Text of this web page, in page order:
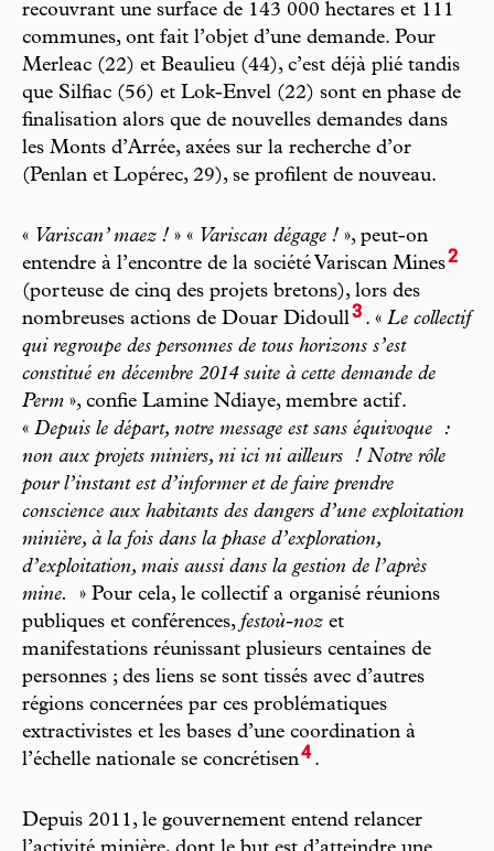
recouvrant une surface de 143 000 hectares et 111
communes, ont fait l’objet d’une demande. Pour
Merleac (22) et Beaulieu (44), c’est déjà plié tandis
que Silfiac (56) et Lok-Envel (22) sont en phase de
finalisation alors que de nouvelles demandes dans
les Monts d’Arrée, axées sur la recherche d’or
(Penlan et Lopérec, 29), se profilent de nouveau.
« Variscan’ maez ! » « Variscan dégage ! », peut-on
entendre à l’encontre de la société Variscan Mines2
(porteuse de cinq des projets bretons), lors des
nombreuses actions de Douar Didoull3 . « Le collectif
qui regroupe des personnes de tous horizons s’est
constitué en décembre 2014 suite à cette demande de
Perm », confie Lamine Ndiaye, membre actif.
« Depuis le départ, notre message est sans équivoque :
non aux projets miniers, ni ici ni ailleurs ! Notre rôle
pour l’instant est d’informer et de faire prendre
conscience aux habitants des dangers d’une exploitation
minière, à la fois dans la phase d’exploration,
d’exploitation, mais aussi dans la gestion de l’après
mine.
» Pour cela, le collectif a organisé réunions
publiques et conférences, festoù-noz et
manifestations réunissant plusieurs centaines de
personnes ; des liens se sont tissés avec d’autres
régions concernées par ces problématiques
extractivistes et les bases d’une coordination à
l’échelle nationale se concrétisen4.
Depuis 2011, le gouvernement entend relancer